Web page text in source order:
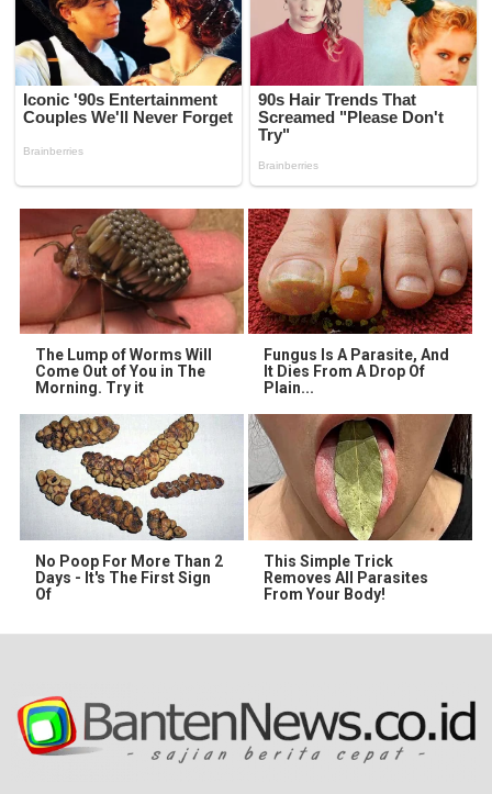
The Lump of Worms Will
Come Out of You in The
Morning. Try it
Fungus Is A Parasite, And
It Dies From A Drop Of
Plain...
No Poop For More Than 2
Days - It's The First Sign
Of
This Simple Trick
Removes All Parasites
From Your Body!